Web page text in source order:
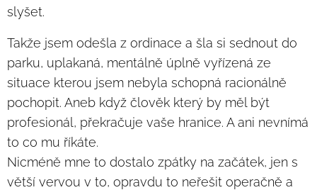
slyšet.
Takže jsem odešla z ordinace a šla si sednout do
parku, uplakaná, mentálně úplně vyřízená ze
situace kterou jsem nebyla schopná racionálně
pochopit. Aneb když člověk který by měl být
profesionál, překračuje vaše hranice. A ani nevnímá
to co mu říkáte.
Nicméně mne to dostalo zpátky na začátek, jen s
větší vervou v to, opravdu to neřešit operačně a